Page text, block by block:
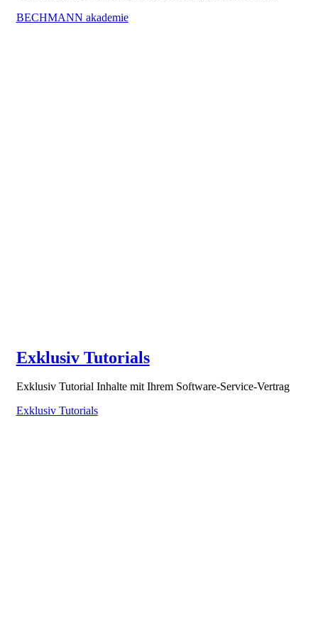
BECHMANN akademie
Exklusiv Tutorials
Exklusiv Tutorial Inhalte mit Ihrem Software-Service-Vertrag
Exklusiv Tutorials